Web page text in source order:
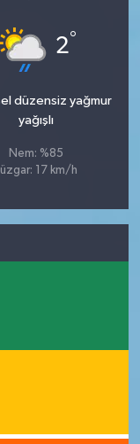
2°
düzensiz yağmur
yağışlı
Nem: %85
17 km/h